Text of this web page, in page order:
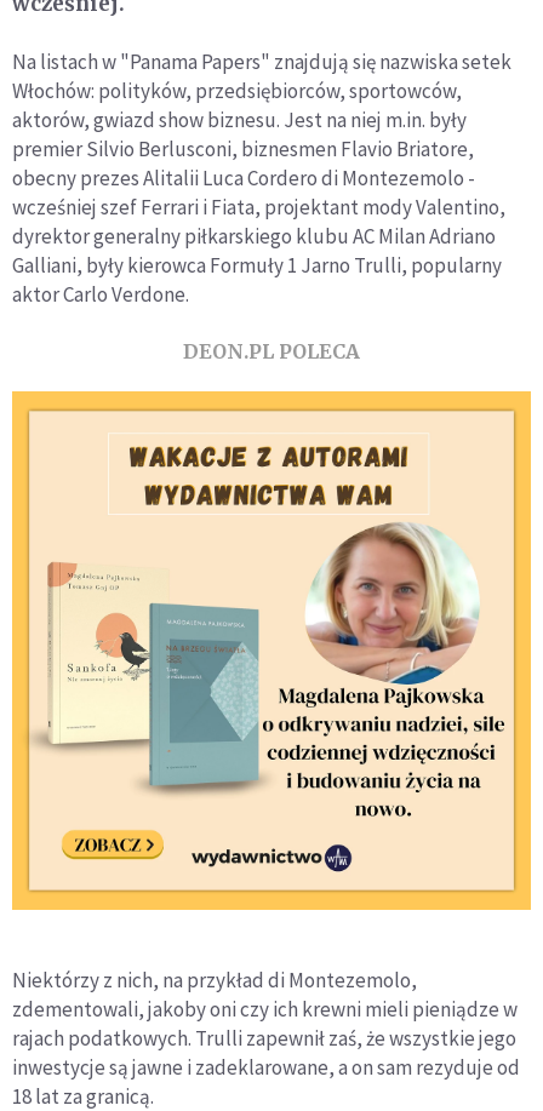
Na listach w "Panama Papers" znajdują się nazwiska setek
Włochów: polityków, przedsiębiorców, sportowców,
aktorów, gwiazd show biznesu. Jest na niej m.in. były
premier Silvio Berlusconi, biznesmen Flavio Briatore,
obecny prezes Alitalii Luca Cordero di Montezemolo -
wcześniej szef Ferrari i Fiata, projektant mody Valentino,
dyrektor generalny piłkarskiego klubu AC Milan Adriano
Galliani, były kierowca Formuły 1 Jarno Trulli, popularny
aktor Carlo Verdone.
DEON.PL POLECA
Niektórzy z nich, na przykład di Montezemolo,
zdementowali, jakoby oni czy ich krewni mieli pieniądze w
rajach podatkowych. Trulli zapewnił zaś, że wszystkie jego
inwestycje są jawne i zadeklarowane, a on sam rezyduje od
18 lat za granicą.